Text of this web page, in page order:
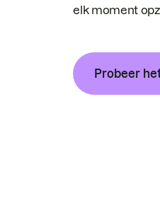
elk moment
Probeer